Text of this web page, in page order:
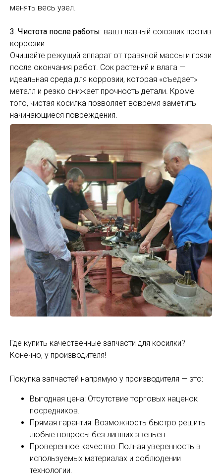
менять весь узел.
3. Чистота после работы: ваш главный союзник против
коррозии
Очищайте режущий аппарат от травяной массы и грязи
после окончания работ. Сок растений и влага —
идеальная среда для коррозии, которая «съедает»
металл и резко снижает прочность детали. Кроме
того, чистая косилка позволяет вовремя заметить
начинающиеся повреждения.
Где купить качественные запчасти для косилки?
Конечно, у производителя!
Покупка запчастей напрямую у производителя — это:
Выгодная цена: Отсутствие торговых наценок
посредников.
Прямая гарантия: Возможность быстро решить
любые вопросы без лишних звеньев.
Проверенное качество: Полная уверенность в
используемых материалах и соблюдении
технологии.